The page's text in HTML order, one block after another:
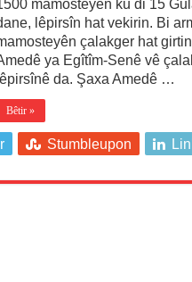
mamosteyên ku di 15
lêpirsîn hat vekirin. Bi
çalakger hat
ya Egîtîm-Senê vê
lêpirsînê da. Şaxa Amedê …
Bêtir »
Stumbleupon